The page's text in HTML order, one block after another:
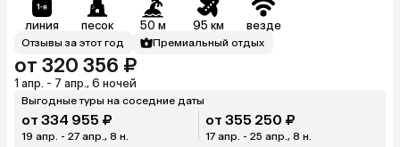
линия песок 50 м 95 км везде
Отзывы за этот год Премиальный отдых
от 320 356 ₽
1 апр. - 7 апр., 6 ночей
Выгодные туры на соседние даты
от 334 955 ₽
19 апр. - 27 апр., 8 н.
от 355 250 ₽
17 апр. - 25 апр., 8 н.